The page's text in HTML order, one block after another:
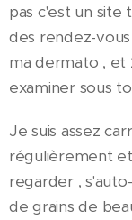
pas c'est un
des rendez-
ma dermato , et
examiner sous
Je suis assez
régulièrement
regarder ,
de grains de